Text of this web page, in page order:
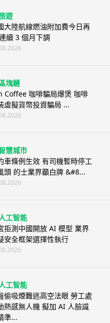
遊
大陸航線燃油附加費今日再
續 3 個月下調
塊鏈
Coffee 咖啡騙局爆煲 咖啡
虛擬貨幣投資騙局 ...
慧城市
車條例生效 有司機暫時停工
頭 的士業界籲白牌 &#8...
工智能
拒測中國開放 AI 模型 業界
安全框架選擇性執行
工智能
偷吸煙難逃高空法眼 勞工處
熱感無人機 擬加 AI 人臉識
準...